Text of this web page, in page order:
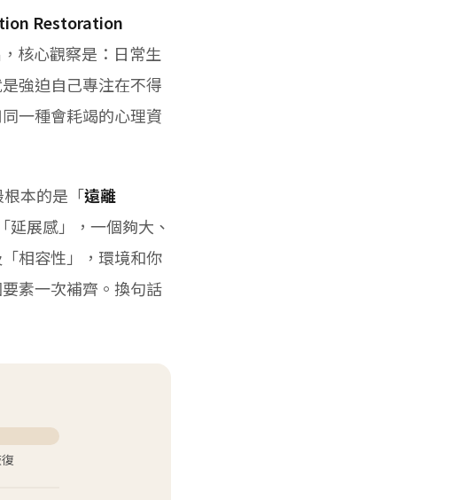
Restoration
核心觀察是：日常生
強迫自己專注在不得
一種會耗竭的心理資
本的是「遠離
延展感」，一個夠大、
相容性」，環境和你
素一次補齊。換句話